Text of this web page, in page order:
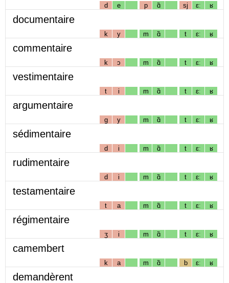
d e p ɑ̃ sj ɛː ʁ
documentaire
k y m ɑ̃ t ɛː ʁ
commentaire
k ɔ m ɑ̃ t ɛː ʁ
vestimentaire
t i m ɑ̃ t ɛː ʁ
argumentaire
g y m ɑ̃ t ɛː ʁ
sédimentaire
d i m ɑ̃ t ɛː ʁ
rudimentaire
d i m ɑ̃ t ɛː ʁ
testamentaire
t a m ɑ̃ t ɛː ʁ
régimentaire
ʒ i m ɑ̃ t ɛː ʁ
camembert
k a m ɑ̃ b ɛː ʁ
demandèrent